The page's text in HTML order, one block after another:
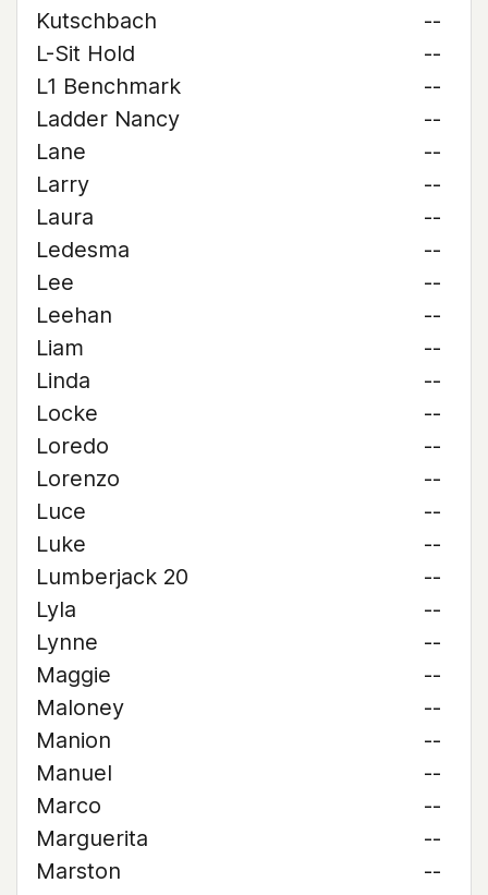
Kutschbach
--
L-Sit Hold
--
L1 Benchmark
--
Ladder Nancy
--
Lane
--
Larry
--
Laura
--
Ledesma
--
Lee
--
Leehan
--
Liam
--
Linda
--
Locke
--
Loredo
--
Lorenzo
--
Luce
--
Luke
--
Lumberjack 20
--
Lyla
--
Lynne
--
Maggie
--
Maloney
--
Manion
--
Manuel
--
Marco
--
Marguerita
--
Marston
--